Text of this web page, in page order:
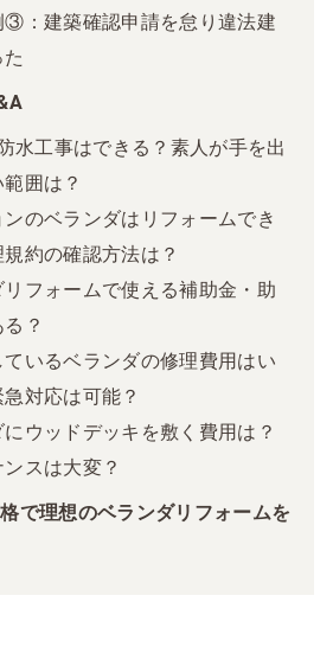
③：建築確認申請を怠り違法建
水工事はできる？素人が手を出
囲は？
ンのベランダはリフォームでき
規約の確認方法は？
フォームで使える補助金・助
？
いるベランダの修理費用はい
急対応は可能？
ウッドデッキを敷く費用は？
スは大変？
で理想のベランダリフォームを